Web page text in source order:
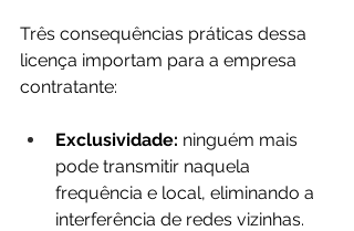
Três consequências práticas dessa
licença importam para a empresa
contratante:
Exclusividade: ninguém mais
pode transmitir naquela
frequência e local, eliminando a
interferência de redes vizinhas.